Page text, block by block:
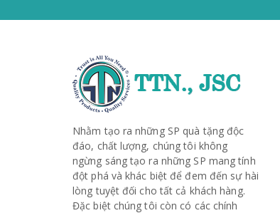
Nhằm tạo ra những SP quà tặng độc
đáo, chất lượng, chúng tôi không
ngừng sáng tạo ra những SP mang tính
đột phá và khác biệt để đem đến sự hài
lòng tuyệt đối cho tất cả khách hàng.
Đặc biệt chúng tôi còn có các chính